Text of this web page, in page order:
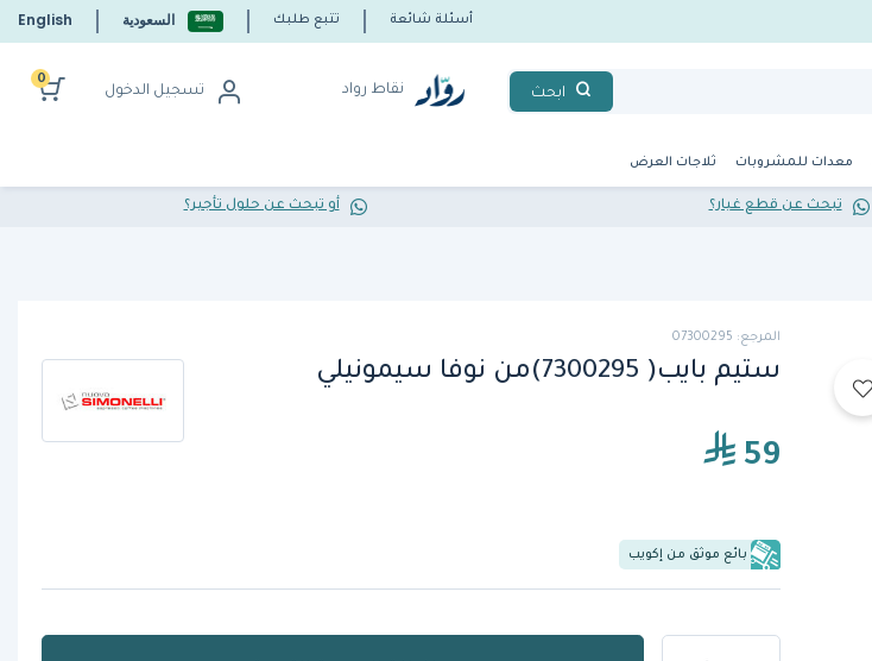
أسئلة شائعة تتبع طلبك السعودية English
ابحث نقاط رواد تسجيل الدخول
0
معدات للمشروبات ثلاجات العرض
تبحث عن قطع غيار؟ أو تبحث عن حلول تأجير؟
المرجع: 07300295
ستيم بايب( 7300295)من نوفا سيمونيلي
59
بائع موثق من إكويب